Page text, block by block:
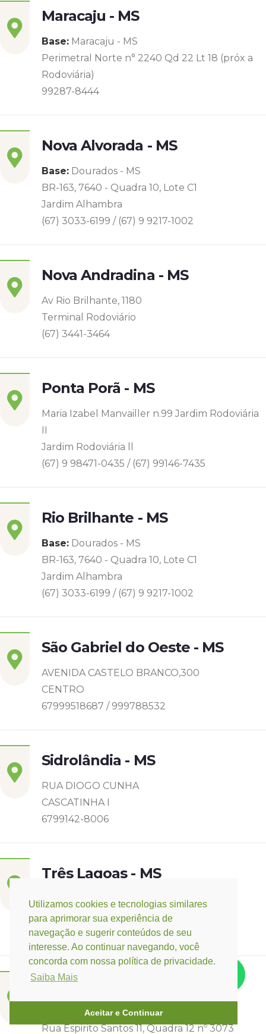
Utilizamos cookies e tecnologias similares
para aprimorar sua experiência de
navegação e sugerir conteúdos de seu
interesse. Ao continuar navegando, você
concorda com nossa política de privacidade.
Saiba Mais
Aceitar e Continuar
Maracaju - MS
Base: Maracaju - MS
Perimetral Norte n° 2240 Qd 22 Lt 18 (próx a
Rodoviária)
99287-8444
Nova Alvorada - MS
Base: Dourados - MS
BR-163, 7640 - Quadra 10, Lote C1
Jardim Alhambra
(67) 3033-6199 / (67) 9 9217-1002
Nova Andradina - MS
Av Rio Brilhante, 1180
Terminal Rodoviário
(67) 3441-3464
Ponta Porã - MS
Maria Izabel Manvailler n.99 Jardim Rodoviária
II
Jardim Rodoviária ll
(67) 9 98471-0435 / (67) 99146-7435
Rio Brilhante - MS
Base: Dourados - MS
BR-163, 7640 - Quadra 10, Lote C1
Jardim Alhambra
(67) 3033-6199 / (67) 9 9217-1002
São Gabriel do Oeste - MS
AVENIDA CASTELO BRANCO,300
CENTRO
67999518687 / 999788532
Sidrolândia - MS
RUA DIOGO CUNHA
CASCATINHA I
6799142-8006
Três Lagoas - MS
Rua Eurídice Chagas Cruz, 2675
Centro
(67) 9 9249-5406
Campo Verde - MT
Rondonópolis - MT
Rua Espirito Santos 11, Quadra 12 nº 3073